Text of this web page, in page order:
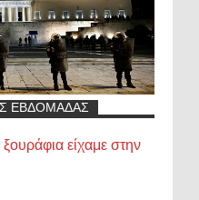
ΕΒΔΟΜΑΔΑΣ
είχαμε στην